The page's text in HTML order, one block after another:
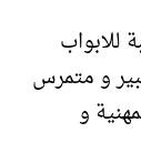
للابواب
و متمرس
و